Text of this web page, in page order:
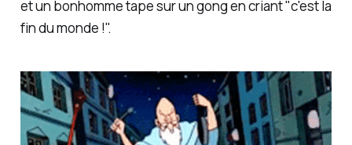
et un bonhomme tape sur un gong en criant "c'est la
fin du monde !".